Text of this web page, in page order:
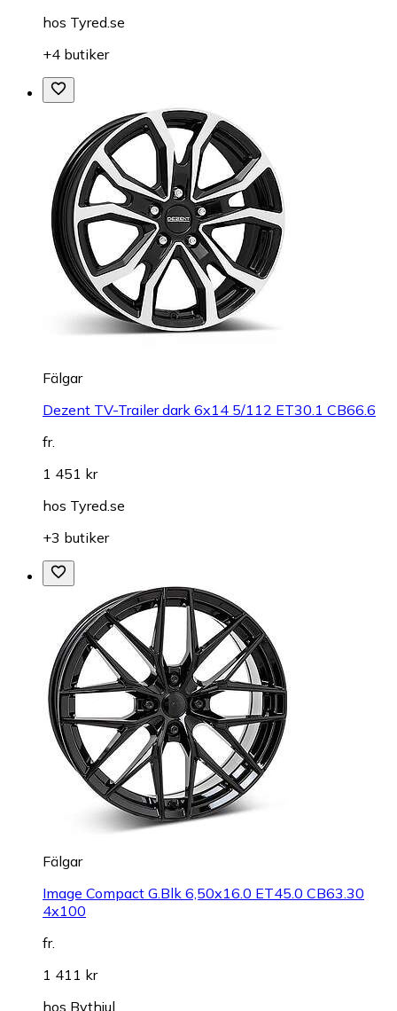
hos Tyred.se
+4 butiker
Fälgar
Dezent TV-Trailer dark 6x14 5/112 ET30.1 CB66.6
fr.
1 451 kr
hos Tyred.se
+3 butiker
Fälgar
Image Compact G.Blk 6,50x16.0 ET45.0 CB63.30
4x100
fr.
1 411 kr
hos Bythjul